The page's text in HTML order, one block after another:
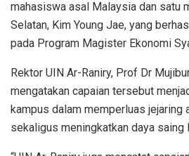
mahasiswa asal Malaysia dan satu
Selatan, Kim Young Jae, yang
pada Program Magister Ekonomi
Rektor UIN Ar-Raniry, Prof Dr
mengatakan capaian tersebut
kampus dalam memperluas jejaring
sekaligus meningkatkan daya saing